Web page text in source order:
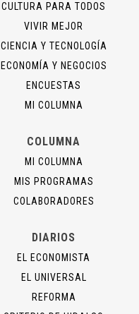
CULTURA PARA TODOS
VIVIR MEJOR
CIENCIA Y TECNOLOGÍA
ECONOMÍA Y NEGOCIOS
ENCUESTAS
MI COLUMNA
COLUMNA
MI COLUMNA
MIS PROGRAMAS
COLABORADORES
DIARIOS
EL ECONOMISTA
EL UNIVERSAL
REFORMA